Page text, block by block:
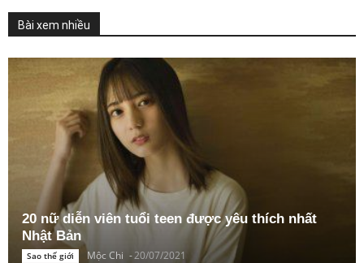
Bài xem nhiều
20 nữ diễn viên tuổi teen được yêu thích nhất
Nhật Bản
Sao thế giới Mộc Chi -20/07/2021